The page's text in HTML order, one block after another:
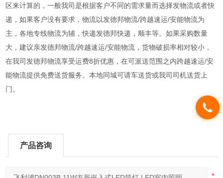
区来计算的，一般我司是根据客户不同的需求量而选择发物流或者快
递，如果客户没有要求，物流以发德邦物流/跨越速运/安能物流为
主，各地专线物流为辅，快递发德邦快递，顺丰等。如果采购数量
大，建议亲发德邦物流/跨越速运/安能物流，货物破损率相对较小，
在我司发德邦物流享受运费8折优惠，在可派送范围之内跨越速运/安
能物流提供免费送货服务。本地同城可请车送货或我司司机送货上
门。
产品咨询